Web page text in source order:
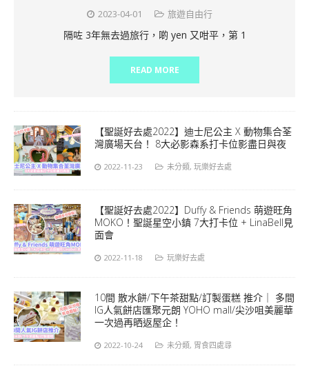
2023-04-01 旅遊自由行
隔咗 3年無去過旅行，啲 yen 又咁平，第 1
READ MORE
【聖誕好去處2022】迪士尼公主 X 動物集合荃
灣廣場天台！ 8大必影森系打卡位影盡日與夜
2022-11-23 未分類, 玩樂好去處
【聖誕好去處2022】Duffy & Friends 萌遊旺角
MOKO！聖誕星空小鎮 7大打卡位 + LinaBell見
面會
2022-11-18 玩樂好去處
10間 散水餅/下午茶甜點/訂製蛋糕 推介｜ 多間
IG人氣餅店匯聚元朗 YOHO mall/尖沙咀美麗華
一次過再晒返屋企！
2022-10-24 未分類, 胃食四處尋